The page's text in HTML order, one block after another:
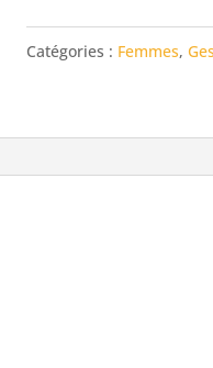
olivier,
figuier)
Catégories : Femmes,